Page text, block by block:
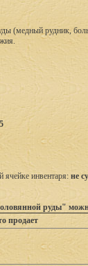
(медный рудник,
5
инвентаря: не
руды"
продает